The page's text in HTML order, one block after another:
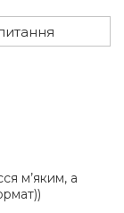
м’яким, а